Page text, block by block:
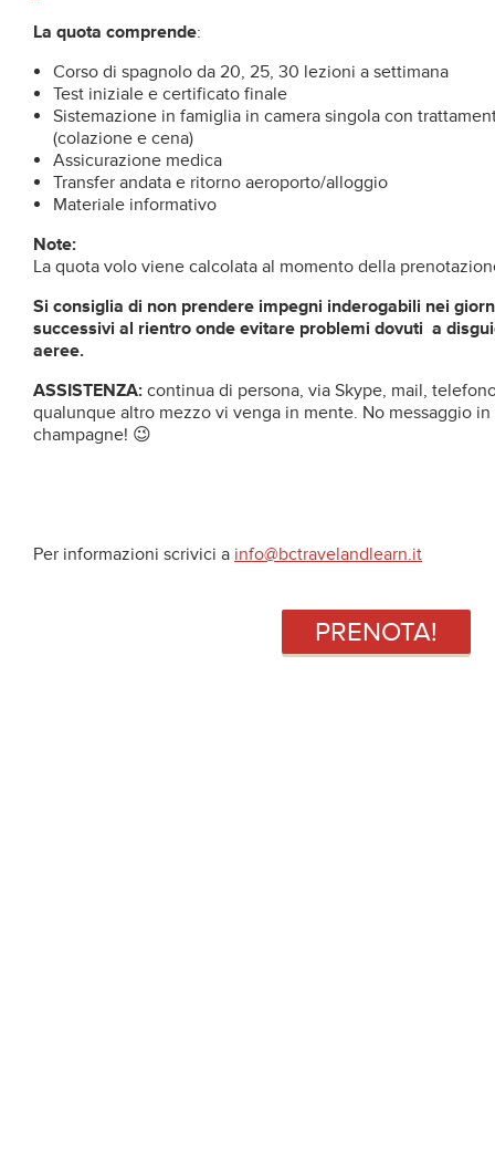
La quota comprende:
Corso di spagnolo da 20, 25, 30 lezioni a settimana
Test iniziale e certificato finale
Sistemazione in famiglia in camera singola con
(colazione e cena)
Assicurazione medica
Transfer andata e ritorno aeroporto/alloggio
Materiale informativo
Note:
La quota volo viene calcolata al momento della
Si consiglia di non prendere impegni inderogabili nei
successivi al rientro onde evitare problemi dovuti a
aeree.
ASSISTENZA: continua di persona, via Skype, mail,
qualunque altro mezzo vi venga in mente. No messaggio
champagne! 😉
Per informazioni scrivici a info@bctravelandlearn.it
PRENOTA!